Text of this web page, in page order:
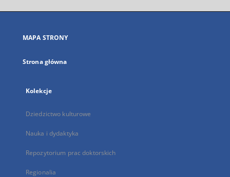
się
karcie
MAPA STRONY
Strona główna
Kolekcje
Dziedzictwo kulturowe
Nauka i dydaktyka
Repozytorium prac doktorskich
Regionalia